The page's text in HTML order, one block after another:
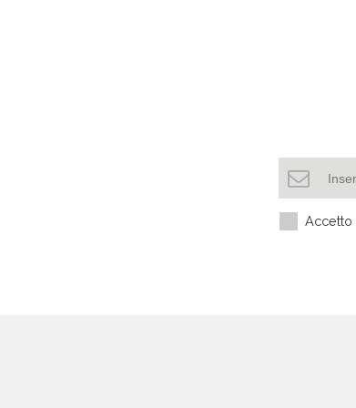
Accetto